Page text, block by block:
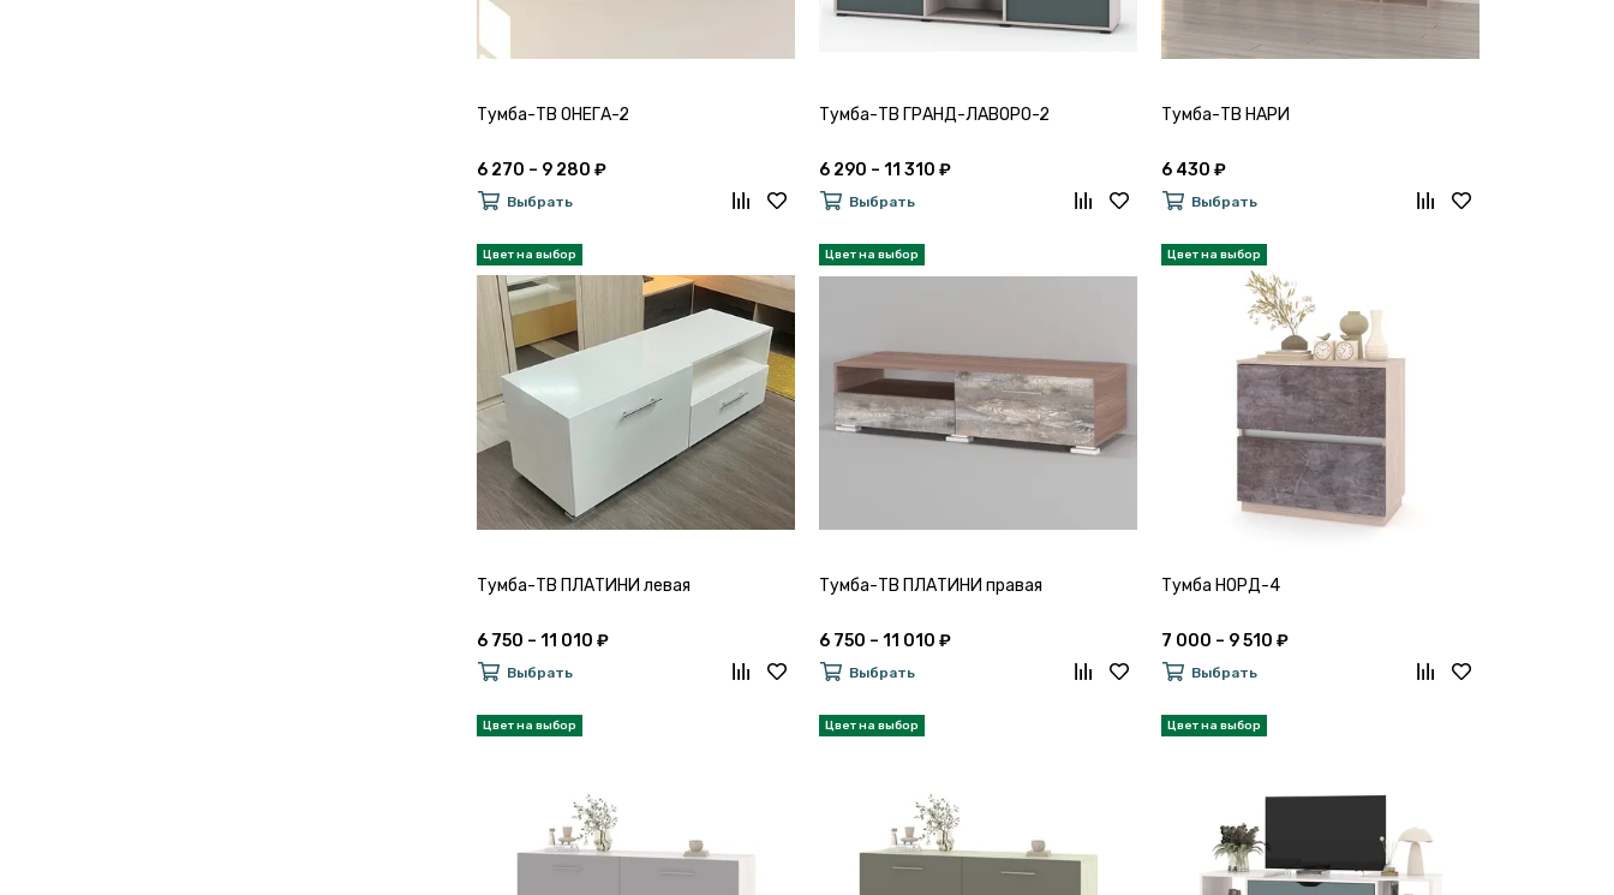
Тумба-ТВ ОНЕГА-2
6 270 – 9 280 ₽
Выбрать
Тумба-ТВ ГРАНД-ЛАВОРО-2
6 290 – 11 310 ₽
Выбрать
Тумба-ТВ НАРИ
6 430 ₽
Выбрать
Тумба-ТВ ПЛАТИНИ левая
6 750 – 11 010 ₽
Выбрать
Тумба-ТВ ПЛАТИНИ правая
6 750 – 11 010 ₽
Выбрать
Тумба НОРД-4
7 000 – 9 510 ₽
Выбрать